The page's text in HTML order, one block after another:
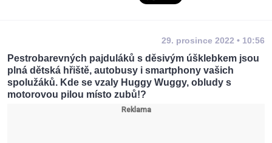
29. prosince 2022 • 10:56
Pestrobarevných pajduláků s děsivým úšklebkem jsou
plná dětská hřiště, autobusy i smartphony vašich
spolužáků. Kde se vzaly Huggy Wuggy, obludy s
motorovou pilou místo zubů!?